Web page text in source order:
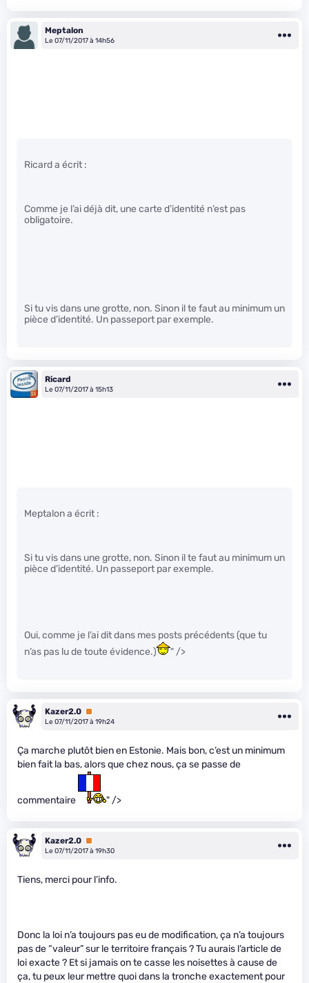
Meptalon
Le 07/11/2017 à 14h56
Ricard a écrit :
Comme je l’ai déjà dit, une carte d’identité n’est pas
obligatoire.
Si tu vis dans une grotte, non. Sinon il te faut au minimum un
pièce d’identité. Un passeport par exemple.
Ricard
Le 07/11/2017 à 15h13
Meptalon a écrit :
Si tu vis dans une grotte, non. Sinon il te faut au minimum un
pièce d’identité. Un passeport par exemple.
Oui, comme je l’ai dit dans mes posts précédents (que tu
n’as pas lu de toute évidence.)
" />
Kazer2.0 Premium
Le 07/11/2017 à 19h24
Ça marche plutôt bien en Estonie. Mais bon, c’est un minimum
bien fait la bas, alors que chez nous, ça se passe de
commentaire " />
Kazer2.0 Premium
Le 07/11/2017 à 19h30
Tiens, merci pour l’info.
Donc la loi n’a toujours pas eu de modification, ça n’a toujours
pas de “valeur” sur le territoire français ? Tu aurais l’article de
loi exacte ? Et si jamais on te casse les noisettes à cause de
ça, tu peux leur mettre quoi dans la tronche exactement pour